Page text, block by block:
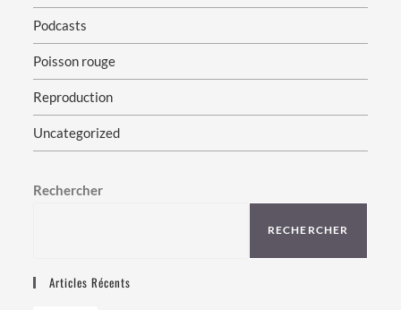
Podcasts
Poisson rouge
Reproduction
Uncategorized
Rechercher
RECHERCHER
Articles Récents